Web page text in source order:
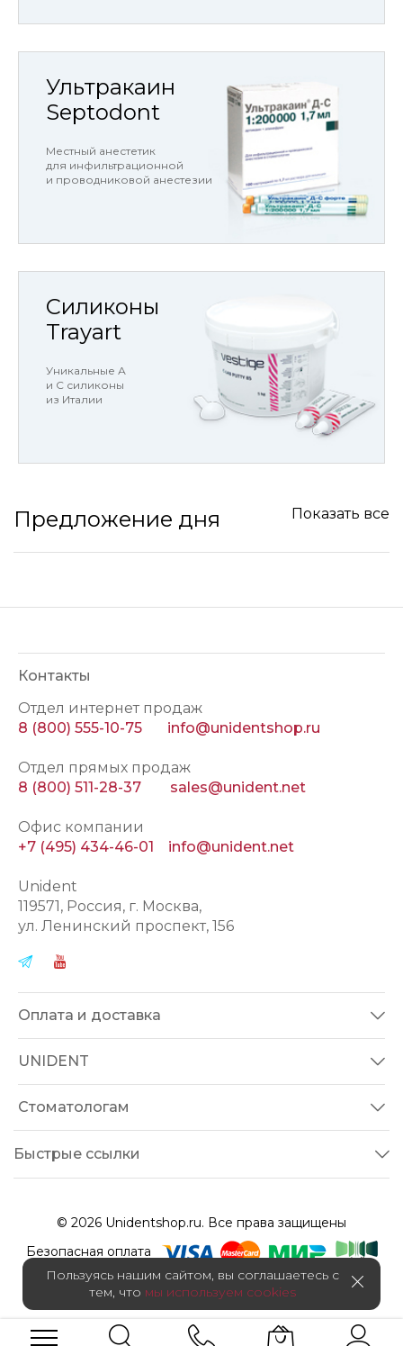
Ультракаин
Septodont
Местный анестетик
для инфильтрационной
и проводниковой анестезии
Силиконы
Trayart
Уникальные А
и С силиконы
из Италии
Предложение дня Показать все
Контакты
Отдел интернет продаж
8 (800) 555-10-75
info@unidentshop.ru
Отдел прямых продаж
8 (800) 511-28-37
sales@unident.net
Офис компании
+7 (495) 434-46-01
info@unident.net
Unident
119571, Россия, г. Москва,
ул. Ленинский проспект, 156
Оплата и доставка
UNIDENT
Стоматологам
Быстрые ссылки
© 2026 Unidentshop.ru. Все права защищены
Безопасная оплата
Пользуясь нашим сайтом, вы соглашаетесь с
тем, что мы используем cookies